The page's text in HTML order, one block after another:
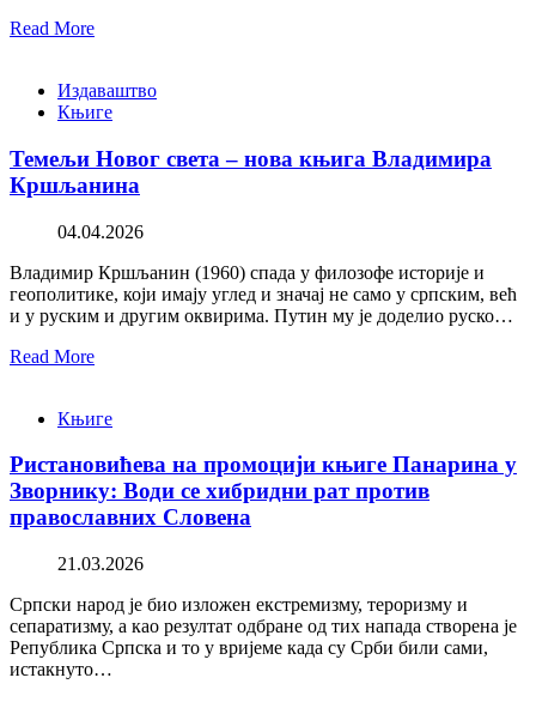
Read More
Издаваштво
Књиге
Темељи Новог света – нова књига Владимира
Кршљанина
04.04.2026
Владимир Кршљанин (1960) спада у филозофе историје и
геополитике, који имају углед и значај не само у српским, већ
и у руским и другим оквирима. Путин му је доделио руско…
Read More
Књиге
Ристановићева на промоцији књиге Панарина у
Зворнику: Води се хибридни рат против
православних Словена
21.03.2026
Српски народ је био изложен екстремизму, тероризму и
сепаратизму, а као резултат одбране од тих напада створена је
Република Српска и то у вријеме када су Срби били сами,
истакнуто…